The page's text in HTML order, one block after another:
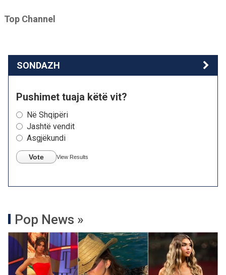
Top Channel
SONDAZH
Pushimet tuaja këtë vit?
Në Shqipëri
Jashtë vendit
Asgjëkundi
Vote View Results
Pop News »